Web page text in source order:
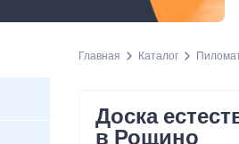
Главная Каталог
Доска
в Рощино